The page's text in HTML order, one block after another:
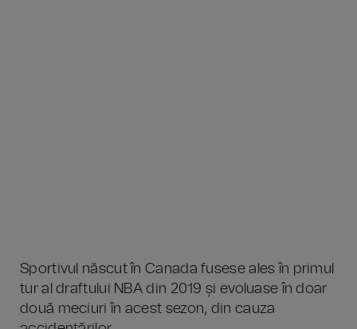
Sportivul născut în Canada fusese ales în primul
tur al draftului NBA din 2019 și evoluase în doar
două meciuri în acest sezon, din cauza